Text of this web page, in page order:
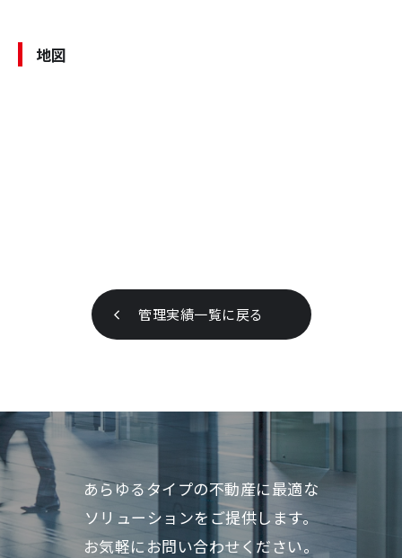
地図
管理実績一覧に戻る
あらゆるタイプの不動産に最適な
ソリューションをご提供します。
お気軽にお問い合わせください。